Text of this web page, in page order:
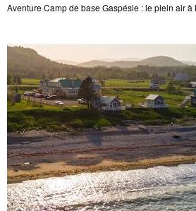
Aventure Camp de base Gaspésie : le plein air à